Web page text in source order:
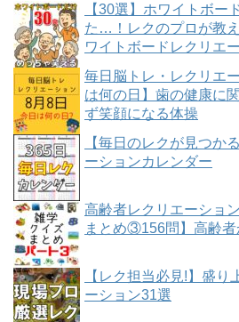
【30選】ホワイトボー
た…！レクのプロが教
ワイトボードレクリエ
毎日脳トレ・レクリエ
は何の日】歯の健康に
ず笑顔になる体操
【毎日のレクが見つか
ーションカレンダー
高齢者レクリエーショ
まとめ③156問】高齢
【レク担当必見!】盛
ーション31選